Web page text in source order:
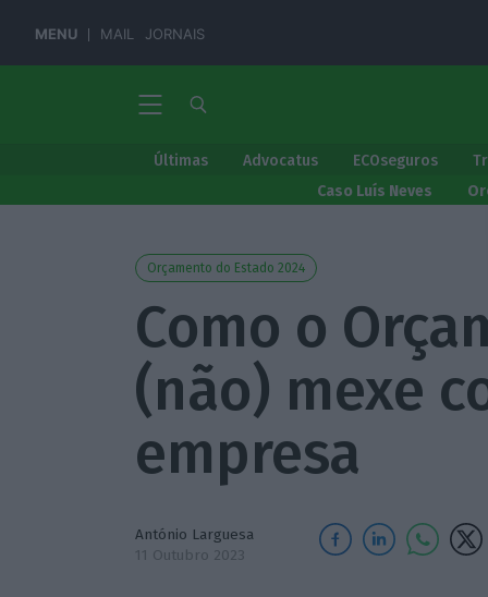
MENU MAIL JORNAIS
Últimas Advocatus ECOseguros
Caso Luís Neves
Orçamento do Estado 2024
Como o
(não) mexe
empresa
António Larguesa
11 Outubro 2023